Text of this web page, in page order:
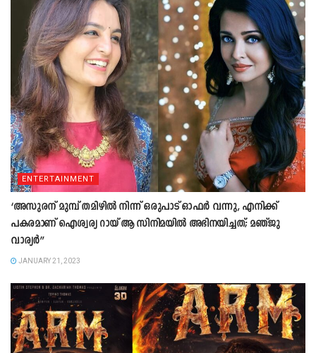
ENTERTAINMENT
‘അസുരന് മുമ്പ് തമിഴില്‍ നിന്ന് ഒരുപാട് ഓഫര്‍ വന്നു, എനിക്ക്
പകരമാണ് ഐശ്വര്യ റായ് ആ സിനിമയിൽ അഭിനയിച്ചത്; മഞ്ജു
വാര്യര്‍”
JANUARY 21, 2023